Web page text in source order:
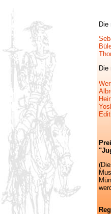
Die
Die